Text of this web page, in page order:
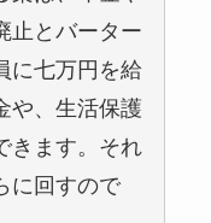
止とバーター
に七万円を給
や、生活保護
きます。それ
に回すので